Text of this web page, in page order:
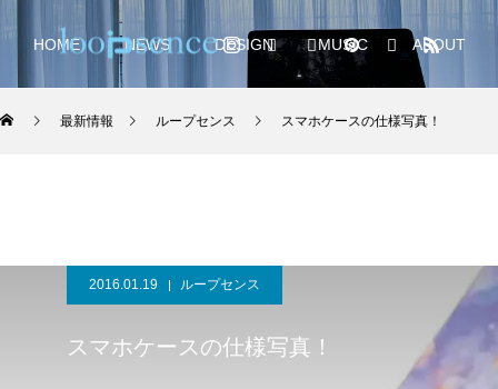
HOME NEWS DESIGN MUSIC ABOUT
最新情報 ループセンス スマホケースの仕様写真！
2016.01.19 ループセンス
スマホケースの仕様写真！